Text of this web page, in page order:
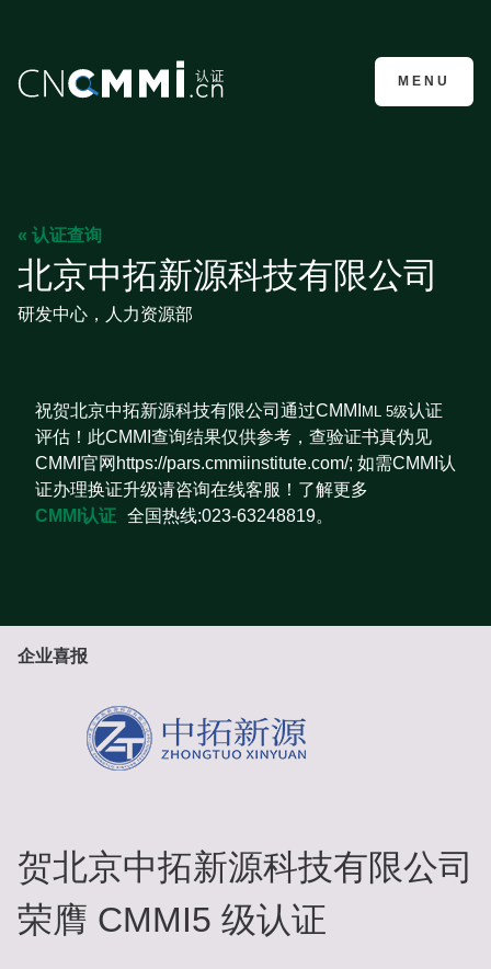
CMMI认证咨询
MENU
« 认证查询
北京中拓新源科技有限公司
研发中心，人力资源部
祝贺北京中拓新源科技有限公司通过CMMI ML 5级认证
评估！此CMMI查询结果仅供参考，查验证书真伪见
CMMI官网https://pars.cmmiinstitute.com/; 如需CMMI认
证办理换证升级请咨询在线客服！了解更多
CMMI认证 全国热线:023-63248819。
企业喜报
贺北京中拓新源科技有限公司
荣膺 CMMI5 级认证